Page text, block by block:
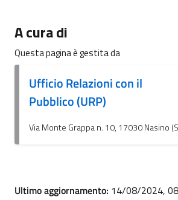
A cura di
Questa pagina è gestita da
Ufficio Relazioni con il
Pubblico (URP)
Via Monte Grappa n. 10, 17030 Nasino
Ultimo aggiornamento: 14/08/2024,